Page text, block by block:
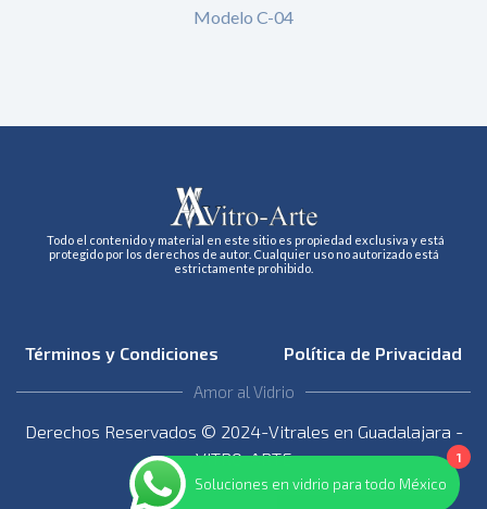
Modelo C-04
Todo el contenido y material en este sitio es propiedad exclusiva y está
protegido por los derechos de autor. Cualquier uso no autorizado está
estrictamente prohibido.
Términos y Condiciones Política de Privacidad
Amor al Vidrio
Derechos Reservados © 2024-Vitrales en Guadalajara -
VITRO-ARTE
1
Soluciones en vidrio para todo México